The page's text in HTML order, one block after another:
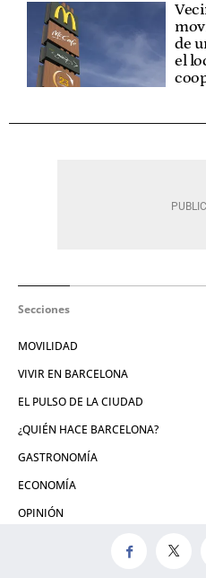
de
el
Secciones
MOVILIDAD
VIVIR EN BARCELONA
EL PULSO DE LA CIUDAD
¿QUIÉN HACE BARCELONA?
GASTRONOMÍA
ECONOMÍA
OPINIÓN